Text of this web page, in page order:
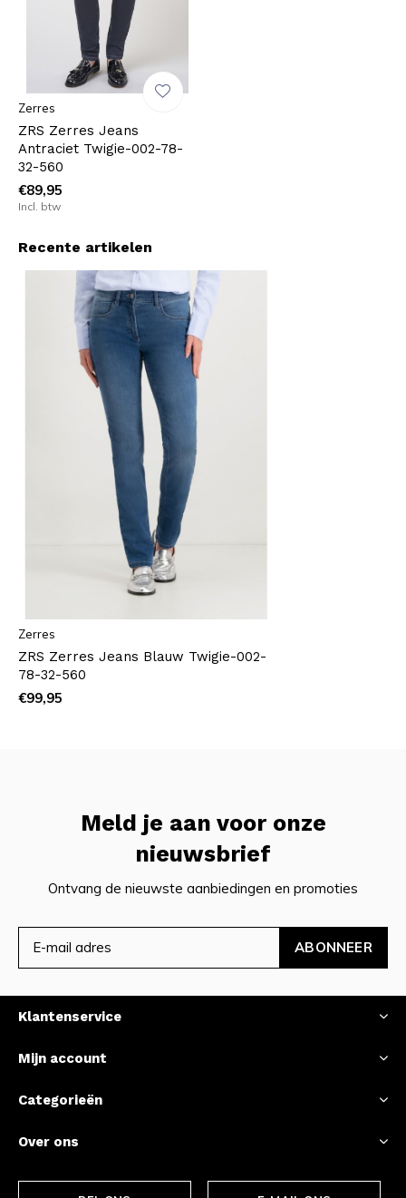
Zerres
ZRS Zerres Jeans
Antraciet Twigie-002-78-
32-560
€89,95
Incl. btw
Recente artikelen
Zerres
ZRS Zerres Jeans Blauw Twigie-002-
78-32-560
€99,95
Meld je aan voor onze
nieuwsbrief
Ontvang de nieuwste aanbiedingen en promoties
ABONNEER
Klantenservice
Mijn account
Categorieën
Over ons